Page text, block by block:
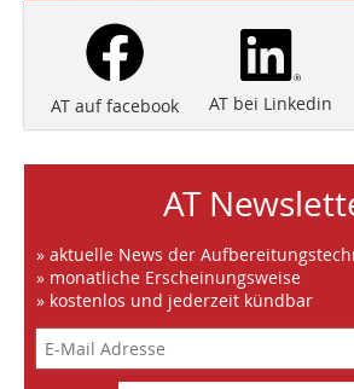
AT auf facebook AT bei Linkedin
AT
» aktuelle News der
» monatliche Erscheinungsweise
» kostenlos und jederzeit kündbar